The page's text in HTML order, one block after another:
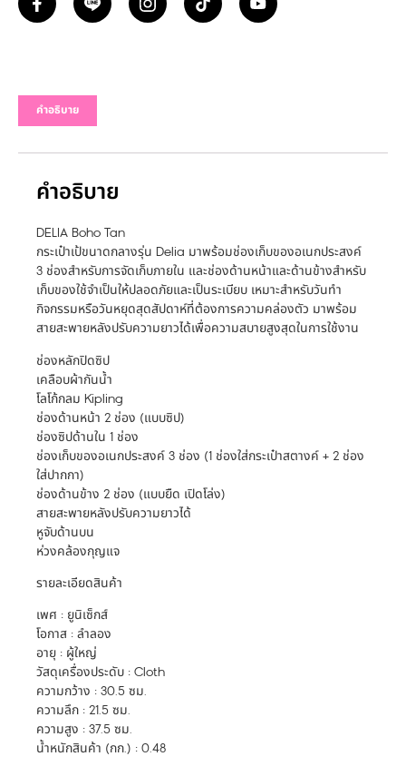
คำอธิบาย
คำอธิบาย
DELIA Boho Tan
กระเป๋าเป้ขนาดกลางรุ่น Delia มาพร้อมช่องเก็บของอเนกประสงค์
3 ช่องสำหรับการจัดเก็บภายใน และช่องด้านหน้าและด้านข้างสำหรับ
เก็บของใช้จำเป็นให้ปลอดภัยและเป็นระเบียบ เหมาะสำหรับวันทำ
กิจกรรมหรือวันหยุดสุดสัปดาห์ที่ต้องการความคล่องตัว มาพร้อม
สายสะพายหลังปรับความยาวได้เพื่อความสบายสูงสุดในการใช้งาน
ช่องหลักปิดซิป
เคลือบผ้ากันน้ำ
โลโก้กลม Kipling
ช่องด้านหน้า 2 ช่อง (แบบซิป)
ช่องซิปด้านใน 1 ช่อง
ช่องเก็บของอเนกประสงค์ 3 ช่อง (1 ช่องใส่กระเป๋าสตางค์ + 2 ช่อง
ใส่ปากกา)
ช่องด้านข้าง 2 ช่อง (แบบยืด เปิดโล่ง)
สายสะพายหลังปรับความยาวได้
หูจับด้านบน
ห่วงคล้องกุญแจ
รายละเอียดสินค้า
เพศ : ยูนิเซ็กส์
โอกาส : ลำลอง
อายุ : ผู้ใหญ่
วัสดุเครื่องประดับ : Cloth
ความกว้าง : 30.5 ซม.
ความลึก : 21.5 ซม.
ความสูง : 37.5 ซม.
น้ำหนักสินค้า (กก.) : 0.48